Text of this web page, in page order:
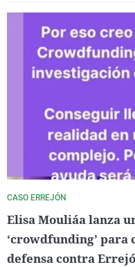
CASO ERREJÓN
Elisa Mouliáa lanza
‘crowdfunding’
defensa contra